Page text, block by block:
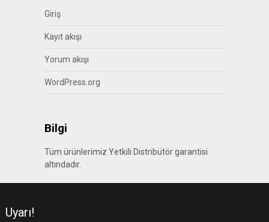
Giriş
Kayıt akışı
Yorum akışı
WordPress.org
Bilgi
Tüm ürünlerimiz Yetkili Distribütör garantisi
altındadır.
Uyarı!